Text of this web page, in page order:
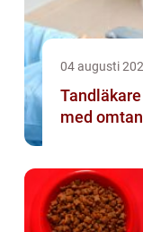
04 augusti
med